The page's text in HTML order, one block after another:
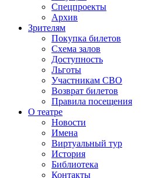
Спецпроекты
Архив
Зрителям
Покупка билетов
Схема залов
Доступность
Льготы
Участникам СВО
Возврат билетов
Правила посещения
О театре
Новости
Имена
Виртуальный тур
История
Библиотека
Контакты